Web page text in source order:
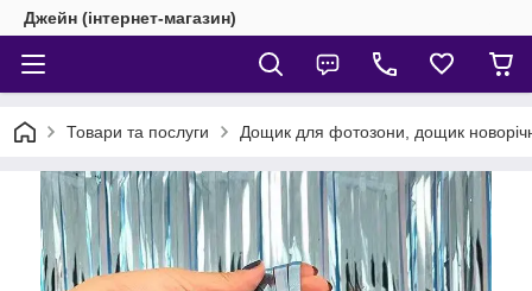
Джейн (інтернет-магазин)
Товари та послуги Дощик для фотозони, дощик